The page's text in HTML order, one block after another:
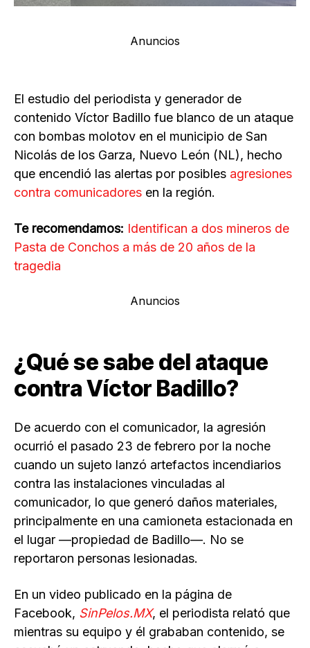
Anuncios
El estudio del periodista y generador de
contenido Víctor Badillo fue blanco de un ataque
con bombas molotov en el municipio de San
Nicolás de los Garza, Nuevo León (NL), hecho
que encendió las alertas por posibles agresiones
contra comunicadores en la región.
Te recomendamos: Identifican a dos mineros de
Pasta de Conchos a más de 20 años de la
tragedia
Anuncios
¿Qué se sabe del ataque
contra Víctor Badillo?
De acuerdo con el comunicador, la agresión
ocurrió el pasado 23 de febrero por la noche
cuando un sujeto lanzó artefactos incendiarios
contra las instalaciones vinculadas al
comunicador, lo que generó daños materiales,
principalmente en una camioneta estacionada en
el lugar —propiedad de Badillo—. No se
reportaron personas lesionadas.
En un video publicado en la página de
Facebook, SinPelos.MX, el periodista relató que
mientras su equipo y él grababan contenido, se